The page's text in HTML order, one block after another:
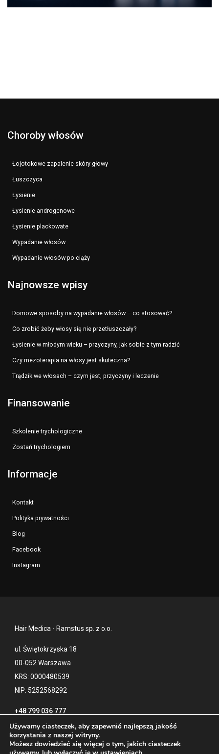
Choroby włosów
Łojotokowe zapalenie skóry głowy
Łuszczyca
Łysienie
Łysienie androgenowe
Łysienie plackowate
Wypadanie włosów
Wypadanie włosów po ciąży
Najnowsze wpisy
Domowe sposoby na wypadanie włosów – co stosować?
Co zrobić żeby włosy się nie przetłuszczały?
Łysienie w młodym wieku – przyczyny, jak sobie z tym radzić
Czy mezoterapia na włosy jest skuteczna?
Trądzik we włosach – czym jest, przyczyny i leczenie
Finansowanie
Szkolenie trychologiczne
Zostań trychologiem
Informacje
Kontakt
Polityka prywatności
Blog
Facebook
Instagram
Hair Medica - Ramstus sp. z o.o.
ul. Świętokrzyska 18
00-052 Warszawa
KRS: 0000480539
NIP: 5252568292
+48 799 036 777
Kontakt Polityka prywatności
Używamy ciasteczek, aby zapewnić najlepszą jakość
korzystania z naszej witryny.
Możesz dowiedzieć się więcej o tym, jakich ciasteczek